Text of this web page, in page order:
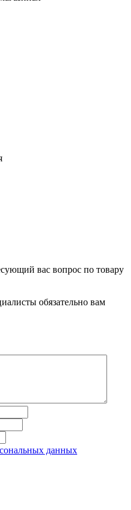
вас вопрос по товару
обязательно вам
данных